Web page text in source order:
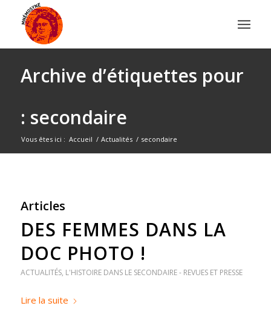
Archive d’étiquettes pour
: secondaire
Vous êtes ici : Accueil / Actualités / secondaire
Articles
DES FEMMES DANS LA
DOC PHOTO !
ACTUALITÉS, L'HISTOIRE DANS LE SECONDAIRE - REVUES ET PRESSE
Lire la suite